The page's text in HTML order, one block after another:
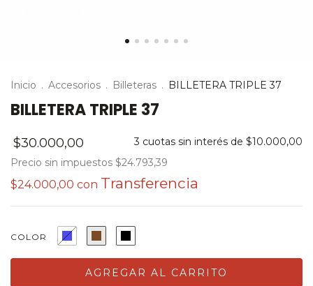
Inicio . Accesorios . Billeteras . BILLETERA TRIPLE 37
BILLETERA TRIPLE 37
$30.000,00 3 cuotas sin interés de $10.000,00
Precio sin impuestos $24.793,39
$24.000,00 con
COLOR